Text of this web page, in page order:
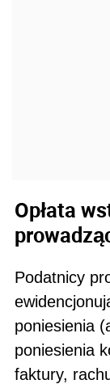
Opłata
Podatnicy
poniesienia
poniesienia
faktury,